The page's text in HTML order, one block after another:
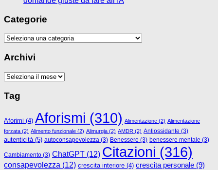
Categorie
Categorie
Archivi
Archivi
Tag
Aforimi (4) Aforismi (310) Alimentazione (2) Alimentazione
forzata (2) Alimento funzionale (2) Alimurgia (2) AMDR (2) Antiossidante (3)
autenticità(5) autoconsapevolezza (3) Benessere (3) benessere mentale (3)
Cambiamento (3) ChatGPT (12) Citazioni (316)
consapevolezza (12) crescita interiore (4) crescita personale (9)